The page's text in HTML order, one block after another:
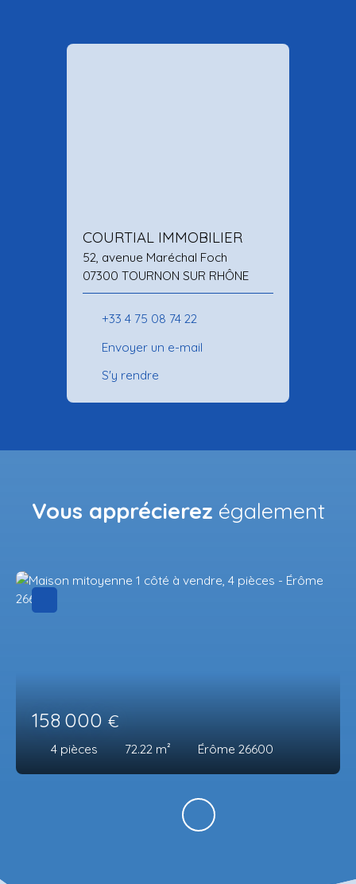
COURTIAL IMMOBILIER
52, avenue Maréchal Foch
07300 TOURNON SUR RHÔNE
+33 4 75 08 74 22
Envoyer un e-mail
S'y rendre
Vous apprécierez également
158 000 €
4 pièces 72.22 m² Érôme 26600